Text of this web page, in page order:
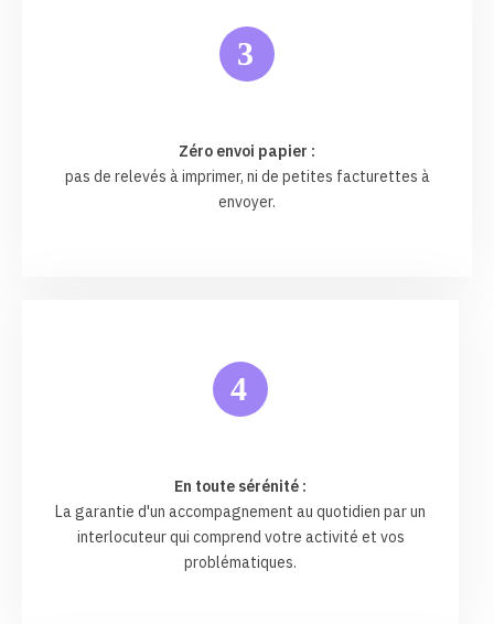
3
Zéro envoi papier :
pas de relevés à imprimer, ni de petites facturettes à
envoyer.
4
En toute sérénité :
La garantie d'un accompagnement au quotidien par un
interlocuteur qui comprend votre activité et vos
problématiques.